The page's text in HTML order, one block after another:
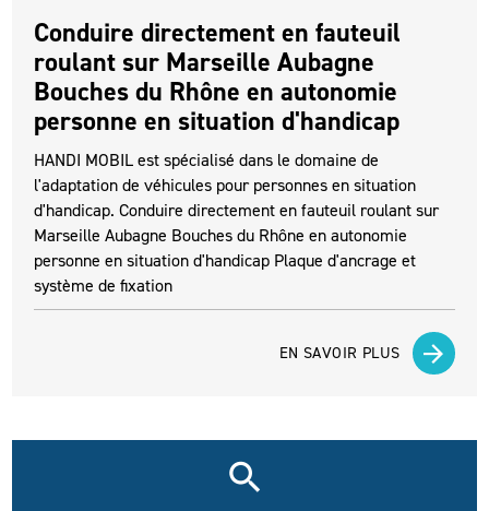
Conduire directement en fauteuil
roulant sur Marseille Aubagne
Bouches du Rhône en autonomie
personne en situation d'handicap
HANDI MOBIL est spécialisé dans le domaine de
l'adaptation de véhicules pour personnes en situation
d'handicap. Conduire directement en fauteuil roulant sur
Marseille Aubagne Bouches du Rhône en autonomie
personne en situation d'handicap Plaque d'ancrage et
système de fixation
EN SAVOIR PLUS